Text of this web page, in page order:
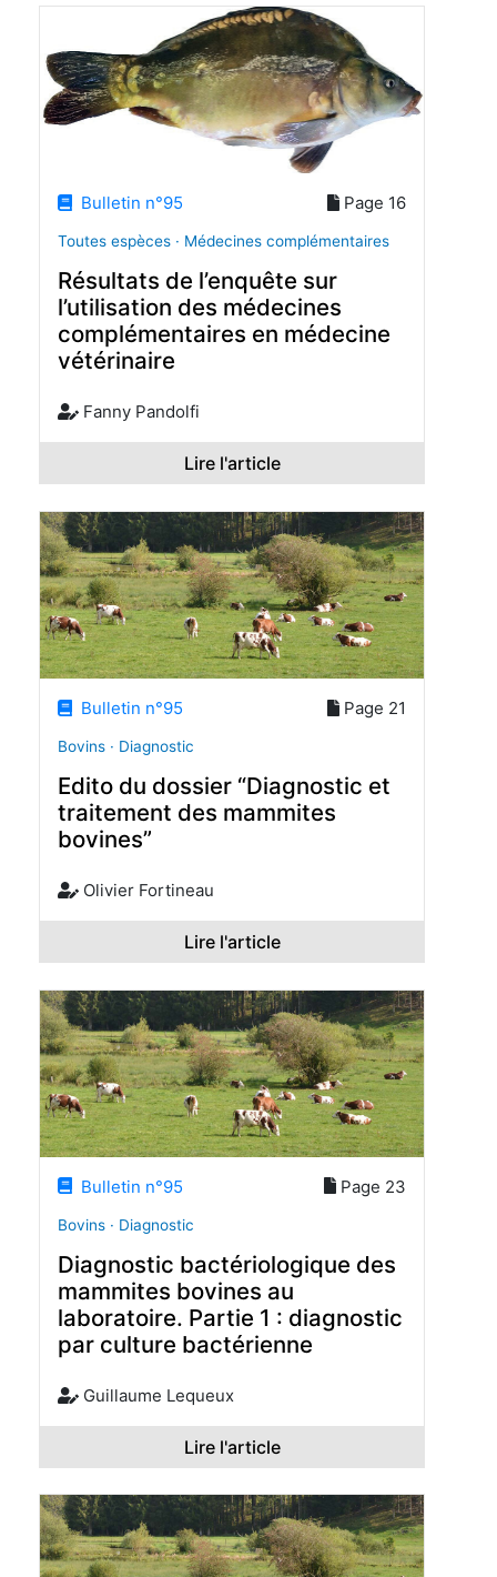
Bulletin n°95 Page 16
Toutes espèces · Médecines complémentaires
Résultats de l’enquête sur
l’utilisation des médecines
complémentaires en médecine
vétérinaire
Fanny Pandolfi
Lire l'article
Bulletin n°95 Page 21
Bovins · Diagnostic
Edito du dossier “Diagnostic et
traitement des mammites
bovines”
Olivier Fortineau
Lire l'article
Bulletin n°95 Page 23
Bovins · Diagnostic
Diagnostic bactériologique des
mammites bovines au
laboratoire. Partie 1 : diagnostic
par culture bactérienne
Guillaume Lequeux
Lire l'article